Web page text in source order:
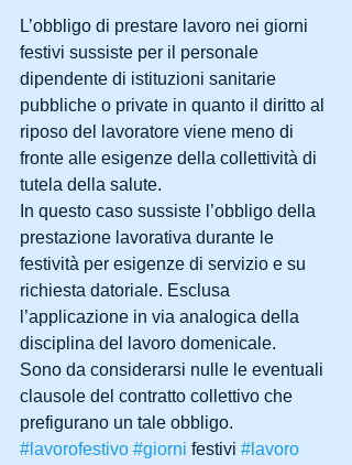
L’obbligo di prestare lavoro nei giorni
festivi sussiste per il personale
dipendente di istituzioni sanitarie
pubbliche o private in quanto il diritto al
riposo del lavoratore viene meno di
fronte alle esigenze della collettività di
tutela della salute.
In questo caso sussiste l’obbligo della
prestazione lavorativa durante le
festività per esigenze di servizio e su
richiesta datoriale. Esclusa
l’applicazione in via analogica della
disciplina del lavoro domenicale.
Sono da considerarsi nulle le eventuali
clausole del contratto collettivo che
prefigurano un tale obbligo.
#lavorofestivo #giorni festivi #lavoro